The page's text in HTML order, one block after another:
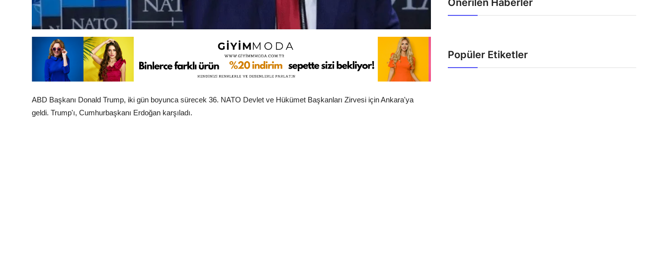
ABD Başkanı Donald Trump, iki gün boyunca sürecek 36. NATO Devlet ve Hükümet Başkanları Zirvesi için Ankara'ya
geldi. Trump'ı, Cumhurbaşkanı Erdoğan karşıladı.
Önerilen Haberler
Popüler Etiketler